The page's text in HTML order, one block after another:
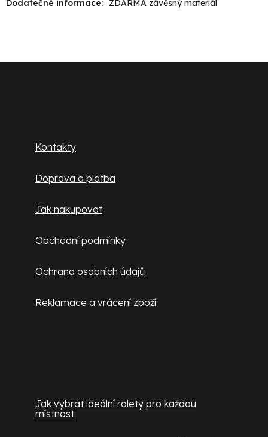
Dodatečné informace: ZDARMA závěsný materiál
Kontakty
Doprava a platba
Jak nakupovat
Obchodní podmínky
Ochrana osobních údajů
Reklamace a vrácení zboží
Jak vybrat ideální rolety pro každou
místnost